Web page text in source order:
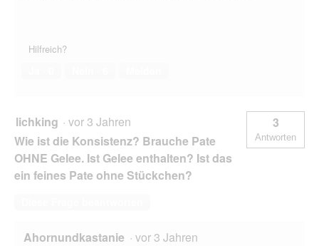
Hilfreich?
lichking · vor 3 Jahren
Wie ist die Konsistenz? Brauche Pate
OHNE Gelee. Ist Gelee enthalten? Ist das
ein feines Pate ohne Stückchen?
3
Antworten
Ahornundkastanie · vor 3 Jahren